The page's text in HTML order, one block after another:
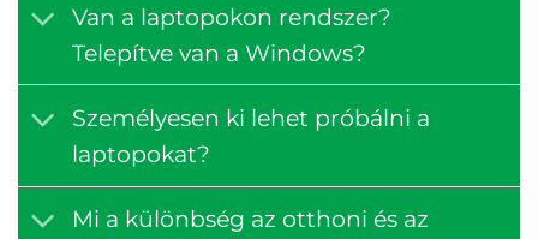
Van a laptopokon rendszer?
Telepítve van a Windows?
Személyesen ki lehet próbálni a
laptopokat?
Mi a különbség az otthoni és az